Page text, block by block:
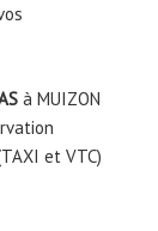
à MUIZON
et VTC)